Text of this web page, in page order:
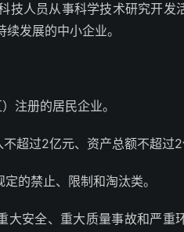
技人员从事科学技术研究开发
发展的中小企业。
注册的居民企业。
超过2亿元、资产总额不超过2
的禁止、限制和淘汰类。
大安全、重大质量事故和严重